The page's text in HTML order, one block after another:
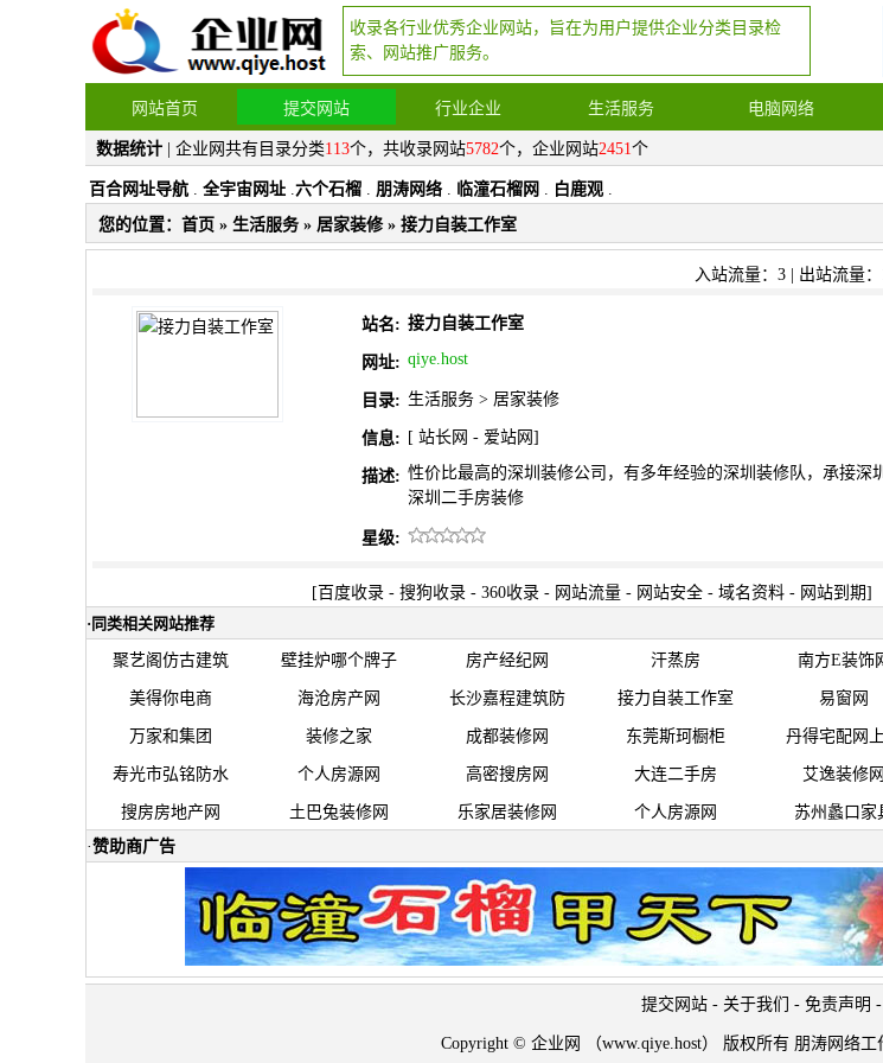
收录各行业优秀企业网站，旨在为用户提供企业分类目录检
索、网站推广服务。
网站首页 提交网站 行业企业 生活服务 电脑网络
数据统计 | 企业网共有目录分类113个，共收录网站5782个，企业网站2451个
百合网址导航 . 全宇宙网址 .六个石榴 . 朋涛网络 . 临潼石榴网 . 白鹿观 .
您的位置： 首页 » 生活服务 » 居家装修» 接力自装工作室
入站流量：3 | 出站流量
站名: 接力自装工作室
网址: qiye.host
目录: 生活服务 > 居家装修
信息: [ 站长网 - 爱站网 ]
描述: 性价比最高的深圳装修公司，有多年经验的深圳装修队，承接深
深圳二手房装修
星级:
[ 百度收录 - 搜狗收录 - 360收录 - 网站流量 - 网站安全 - 域名资料 - 网站到期]
· 同类相关网站推荐
聚艺阁仿古建筑 壁挂炉哪个牌子 房产经纪网 汗蒸房 南方E装饰
美得你电商 海沧房产网 长沙嘉程建筑防 接力自装工作室 易窗网
万家和集团 装修之家 成都装修网 东莞斯珂橱柜 丹得宅配网
寿光市弘铭防水 个人房源网 高密搜房网 大连二手房 艾逸装修网
搜房房地产网 土巴兔装修网 乐家居装修网 个人房源网 苏州蠡口家
·赞助商广告
提交网站 - 关于我们 - 免责声明 -
Copyright © 企业网 （www.qiye.host） 版权所有 朋涛网络工